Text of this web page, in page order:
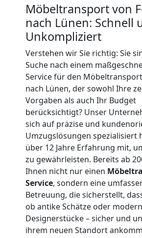
Möbeltransport von
nach Lünen: Schnell
Unkompliziert
Verstehen wir Sie richtig: Sie
Suche nach einem
Service für den
nach Lünen, der sowohl Ihre
Vorgaben als auch Ihr Budget
berücksichtigt? Unser
sich auf präzise und
Umzugslösungen spezialisiert
über 12 Jahre Erfahrung mit,
zu gewährleisten. Bereits ab
Ihnen nicht nur einen
Service, sondern eine
Betreuung, die sicherstellt,
ob antike Schätze oder
Designerstücke – sicher und
ihrem neuen Standort
Kunsttransport
Feldkirch
Umzug
Feldkirch
Mann
LKW